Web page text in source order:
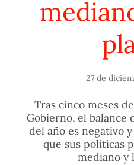
27 de
Tras cinco meses
Gobierno, el balance
del año es negativo
que sus políticas
mediano y